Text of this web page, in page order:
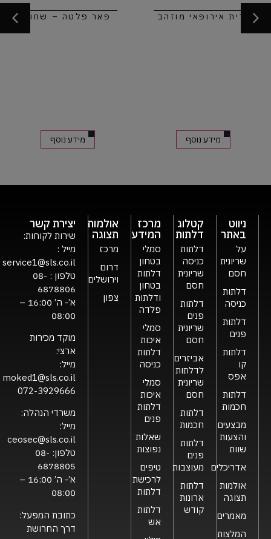
ידית אירופאי מוזהב
מידע נוסף
פאר פלטה – שחור
מידע נוסף
ניווט
באתר
על
שריונית
חסם
דלתות
כניסה
דלתות
פנים
דלתות
קו
אפס
דלתות
חכמות
מבצעים
והצעות
שוות
אדריכלים
אולמות
תצוגה
מאמרים
המלצות
קטלוג
דלתות
דלתות
כניסה
שריונית
חסם
דלתות
פנים
שריונית
חסם
אביזרים
לדלתות
שריונית
חסם
דלתות
חכמות
דלתות
פנים
מעוצבות
דלתות
ארונות
קודש
מרכז
המידע
סמלי
בטחון
דלתות
בטחון
ודלתות
פלדה
סמלי
איכות
דלתות
כניסה
סמלי
איכות
דלתות
פנים
שאלות
נפוצות
טיפים
לרכישת
דלתות
דלתות
אש
אולמות
תצוגה
מרכז
דרום
וירושלים
צפון
יצירת קשר
שירות לקוחות:
מייל :
service1@sls.co.il
טלפון : 08-
6878806
א’- ה’ 16:00 –
08:00
מוקד מכירות
ארצי:
מייל:
moked1@sls.co.il
072-3929666
משרדי הנהלה:
מייל:
ceosec@sls.co.il
טלפון: 08-
6878805
א’- ה’ 16:00 –
08:00
כתובת המפעל:
דרך החרושת